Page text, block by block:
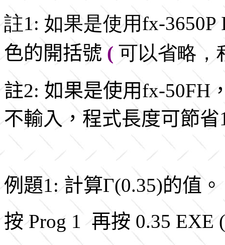
註1: 如果是使用fx-
色的開括號 ( 可以省略，
註2: 如果是使用fx-50FH
不輸入，程式長度可節省
例題1: 計算Γ(0.35)的值。
按 Prog 1 再按 0.35 EXE